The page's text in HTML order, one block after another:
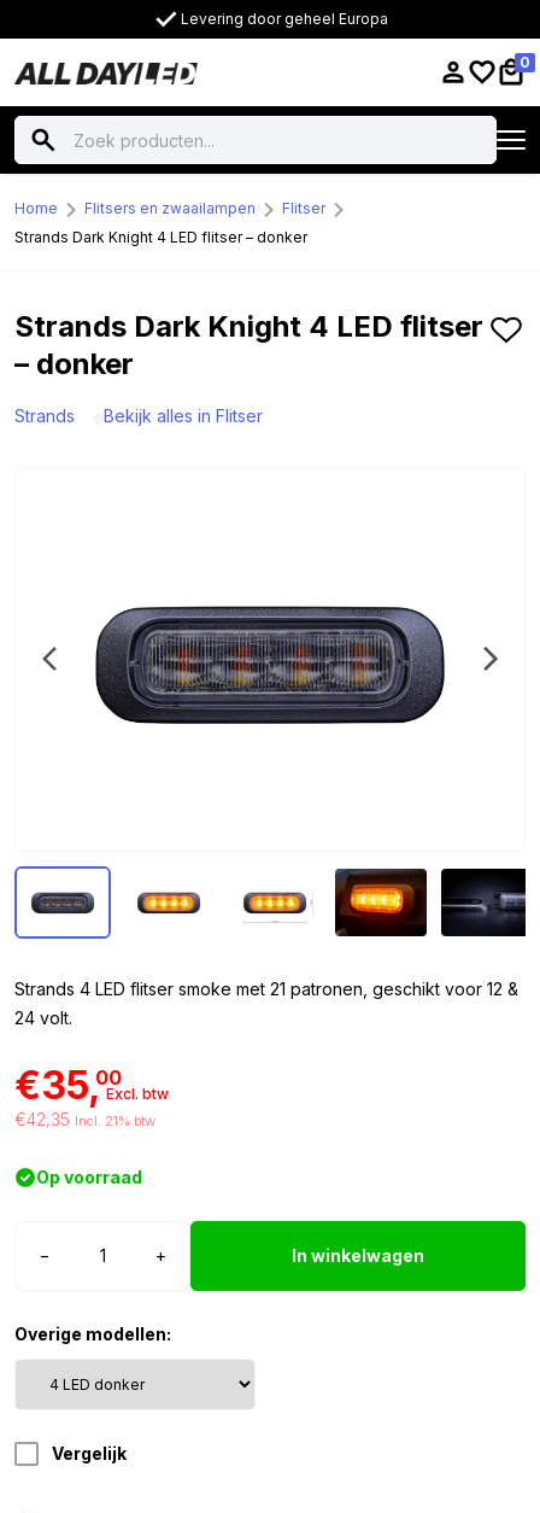
Levering door geheel Europa
0
Home Flitsers en zwaailampen
Flitser
Strands Dark Knight 4 LED flitser – donker
Strands Dark Knight 4 LED flitser
– donker
Strands Bekijk alles in Flitser
Strands 4 LED flitser smoke met 21 patronen, geschikt voor 12 &
24 volt.
€35,00
Excl. btw
€42,35 Incl. 21% btw
Op voorraad
−
Dark
flitser
-
aantal
+ In winkelwagen
Overige modellen:
Vergelijk